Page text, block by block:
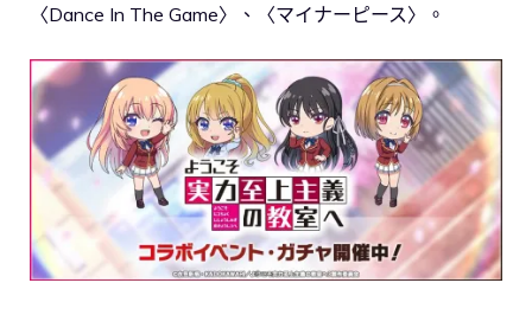
〈Dance In The Game〉、〈マイナーピース〉。